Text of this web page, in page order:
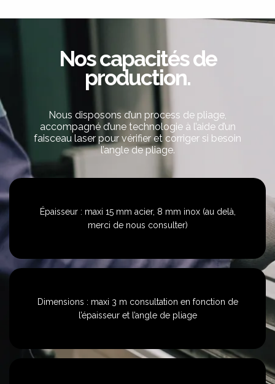
Nos capacités de
production.
Nous disposons d’un process de pliage,
accompagné d’une technologie à l’aide d’un
faisceau laser pour vérifier et corriger si besoin
l’angle de pliage.
Épaisseur : maxi 15 mm acier, 8 mm inox (au delà,
merci de nous consulter)
Dimensions : maxi 3 m consultation en fonction de
l’épaisseur et l’angle de pliage